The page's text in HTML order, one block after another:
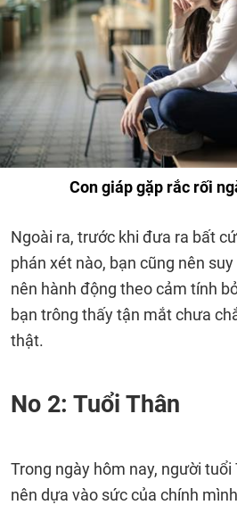
Con giáp gặp rắc rối
Ngoài ra, trước khi đưa ra bất
phán xét nào, bạn cũng nên
nên hành động theo cảm tính
bạn trông thấy tận mắt chưa
thật.
No 2: Tuổi Thân
Trong ngày hôm nay, người
nên dựa vào sức của chính